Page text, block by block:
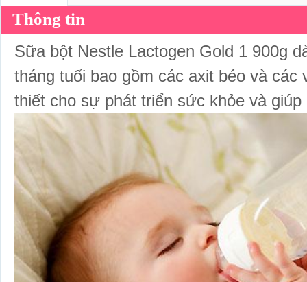
Thông tin
Sữa bột Nestle Lactogen Gold 1 900g
tháng tuổi bao gồm các axit béo và các
thiết cho sự phát triển sức khỏe và